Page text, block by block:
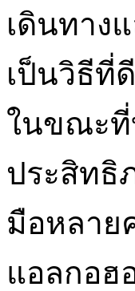
เดินทาง
เป็นวิธีที่
ในขณะที่
ประสิทธิ
มือหลาย
แอลกอฮ